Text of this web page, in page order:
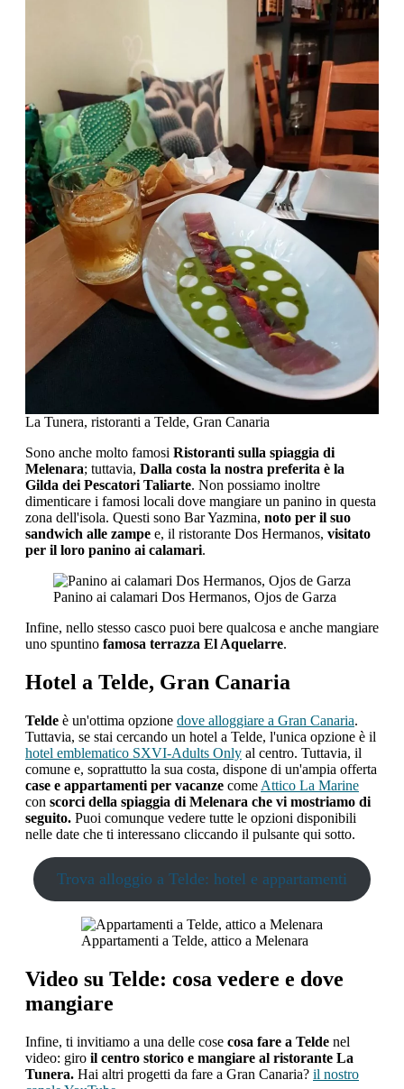
La Tunera, ristoranti a Telde, Gran Canaria
Sono anche molto famosi Ristoranti sulla spiaggia di
Melenara; tuttavia, Dalla costa la nostra preferita è la
Gilda dei Pescatori Taliarte. Non possiamo inoltre
dimenticare i famosi locali dove mangiare un panino in questa
zona dell'isola. Questi sono Bar Yazmina, noto per il suo
sandwich alle zampe e, il ristorante Dos Hermanos, visitato
per il loro panino ai calamari.
Panino ai calamari Dos Hermanos, Ojos de Garza
Infine, nello stesso casco puoi bere qualcosa e anche mangiare
uno spuntino famosa terrazza El Aquelarre.
Hotel a Telde, Gran Canaria
Telde è un'ottima opzione dove alloggiare a Gran Canaria.
Tuttavia, se stai cercando un hotel a Telde, l'unica opzione è il
hotel emblematico SXVI-Adults Only al centro. Tuttavia, il
comune e, soprattutto la sua costa, dispone di un'ampia offerta
case e appartamenti per vacanze come Attico La Marine
con scorci della spiaggia di Melenara che vi mostriamo di
seguito. Puoi comunque vedere tutte le opzioni disponibili
nelle date che ti interessano cliccando il pulsante qui sotto.
Trova alloggio a Telde: hotel e appartamenti
Appartamenti a Telde, attico a Melenara
Video su Telde: cosa vedere e dove
mangiare
Infine, ti invitiamo a una delle cose cosa fare a Telde nel
video: giro il centro storico e mangiare al ristorante La
Tunera. Hai altri progetti da fare a Gran Canaria? il nostro